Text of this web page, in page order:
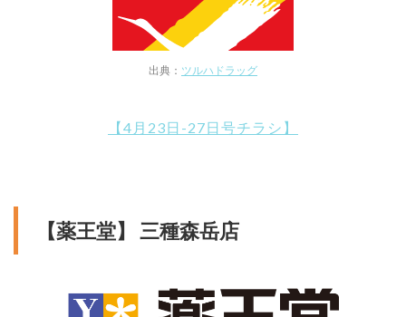
出典： ツルハドラッグ
【4月23日-27日号チラシ】
【薬王堂】 三種森岳店